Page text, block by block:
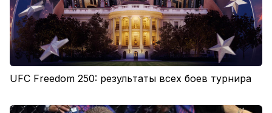
UFC Freedom 250: результаты всех боев турнира